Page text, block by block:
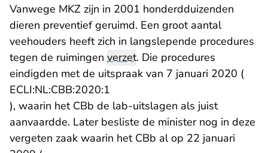
Vanwege MKZ zijn in 2001 honderdduizenden
dieren preventief geruimd. Een groot aantal
veehouders heeft zich in langslepende procedures
tegen de ruimingen verzet. Die procedures
eindigden met de uitspraak van 7 januari 2020 (
ECLI:NL:CBB:2020:1
), waarin het CBb de lab-uitslagen als juist
aanvaardde. Later besliste de minister nog in deze
vergeten zaak waarin het CBb al op 22 januari